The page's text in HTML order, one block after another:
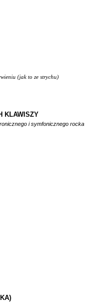
(jak to ze strychu)
KLAWISZY
i symfonicznego rocka